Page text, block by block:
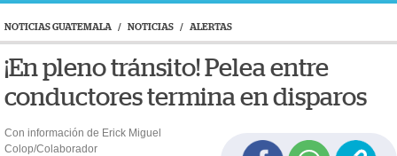
NOTICIAS GUATEMALA / NOTICIAS / ALERTAS
¡En pleno tránsito! Pelea entre
conductores termina en disparos
Con información de Erick Miguel
Colop/Colaborador